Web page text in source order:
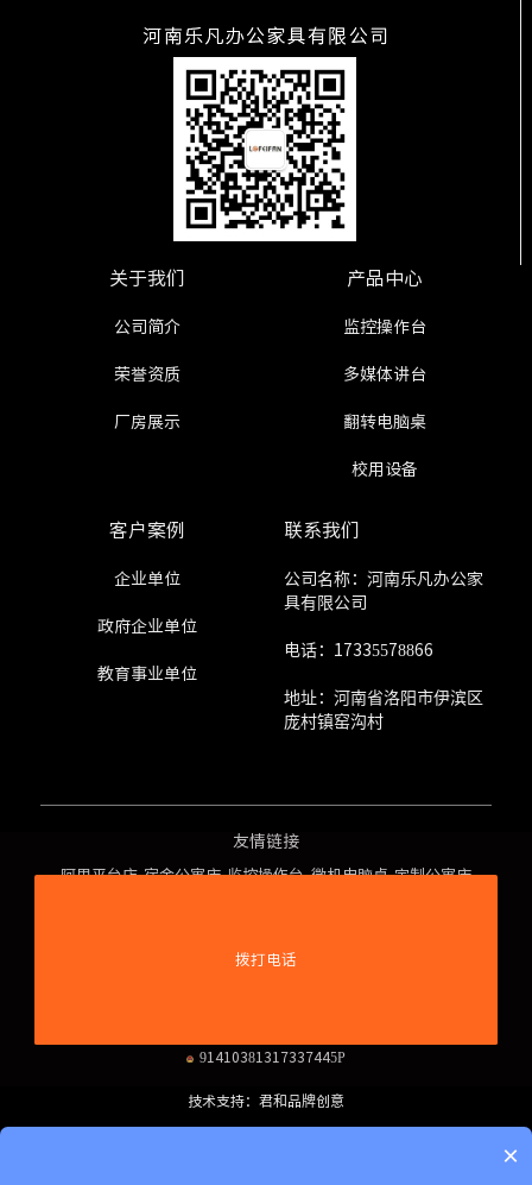
拨打电话
关于我们
公司简介
荣誉资质
厂房展示
产品中心
监控操作台
多媒体讲台
翻转电脑桌
校用设备
客户案例
企业单位
政府企业单位
教育事业单位
联系我们
公司名称：河南乐凡办公家
具有限公司
电话：17335578866
地址：河南省洛阳市伊滨区
庞村镇窑沟村
友情链接
阿里平台店 宿舍公寓床 监控操作台 微机电脑桌 定制公寓床
91410381317337445P
技术支持：君和品牌创意
×